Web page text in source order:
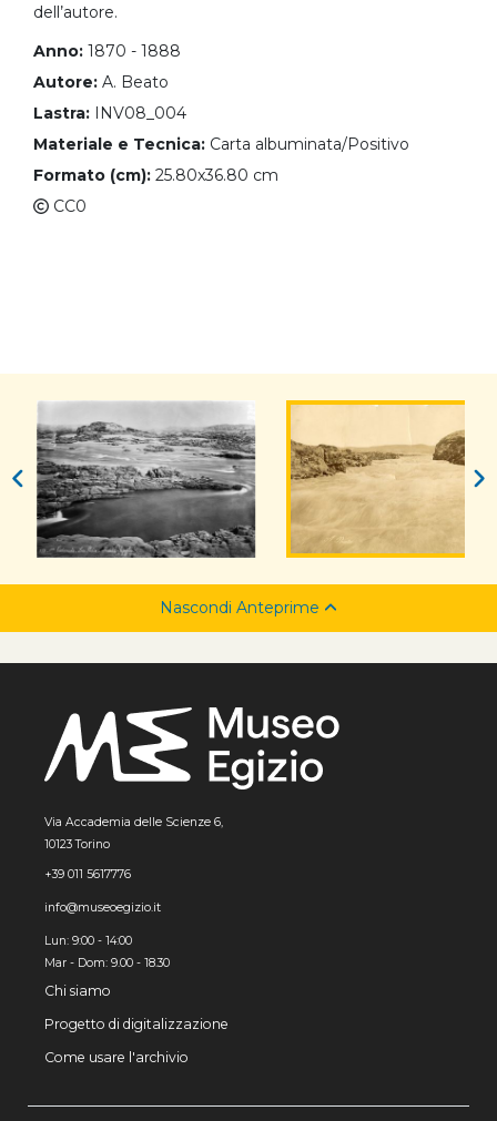
dell’autore.
Anno: 1870 - 1888
Autore: A. Beato
Lastra: INV08_004
Materiale e Tecnica: Carta albuminata/Positivo
Formato (cm): 25.80x36.80 cm
CC0
Nascondi Anteprime
Via Accademia delle Scienze 6,
10123 Torino
+39 011 5617776
info@museoegizio.it
Lun: 9:00 - 14:00
Mar - Dom: 9.00 - 18.30
Chi siamo
Progetto di digitalizzazione
Come usare l'archivio